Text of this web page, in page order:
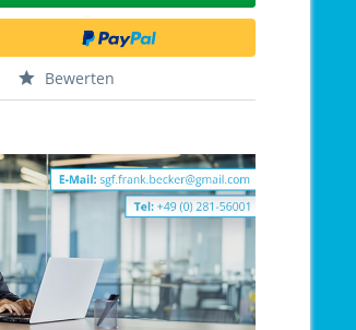
Bewerten